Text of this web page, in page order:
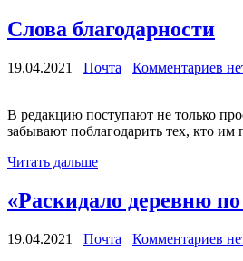
Слова благодарности
19.04.2021 Почта Комментариев
В редакцию поступают не только
забывают поблагодарить тех, кто им
Читать дальше
«Раскидало деревню по
19.04.2021 Почта Комментариев